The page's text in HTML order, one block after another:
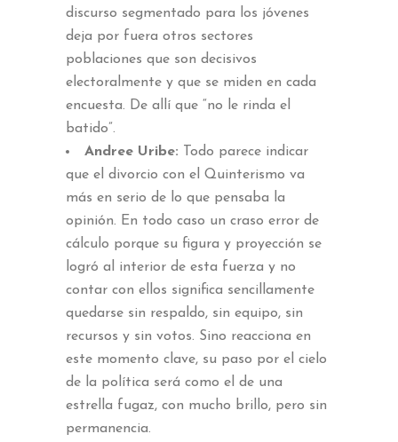
discurso segmentado para los jóvenes
deja por fuera otros sectores
poblaciones que son decisivos
electoralmente y que se miden en cada
encuesta. De allí que “no le rinda el
batido”.
Andree Uribe:
Todo parece indicar
que el divorcio con el Quinterismo va
más en serio de lo que pensaba la
opinión. En todo caso un craso error de
cálculo porque su figura y proyección se
logró al interior de esta fuerza y no
contar con ellos significa sencillamente
quedarse sin respaldo, sin equipo, sin
recursos y sin votos. Sino reacciona en
este momento clave, su paso por el cielo
de la política será como el de una
estrella fugaz, con mucho brillo, pero sin
permanencia.